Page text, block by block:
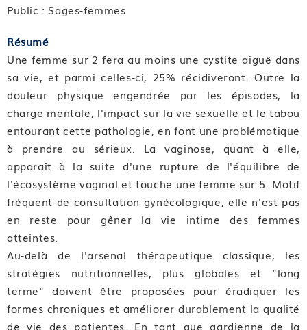
Public : Sages-femmes
Résumé
Une femme sur 2 fera au moins une cystite aiguë dans
sa vie, et parmi celles-ci, 25% récidiveront. Outre la
douleur physique engendrée par les épisodes, la
charge mentale, l'impact sur la vie sexuelle et le tabou
entourant cette pathologie, en font une problématique
à prendre au sérieux. La vaginose, quant à elle,
apparaît à la suite d'une rupture de l'équilibre de
l'écosystème vaginal et touche une femme sur 5. Motif
fréquent de consultation gynécologique, elle n'est pas
en reste pour gêner la vie intime des femmes
atteintes.
Au-delà de l'arsenal thérapeutique classique, les
stratégies nutritionnelles, plus globales et "long
terme" doivent être proposées pour éradiquer les
formes chroniques et améliorer durablement la qualité
de vie des patientes. En tant que gardienne de la